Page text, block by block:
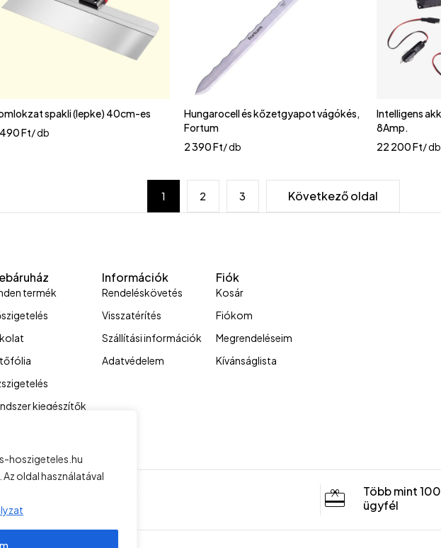
hoszigeteles.hu
oldal használatával
spakli (lepke) 40cm-es
Ft/ db
Hungarocell és kőzetgyapot vágókés,
Fortum
2 390Ft/ db
Intelligens
8Amp.
22 200Ft/ db
1 2 3 Következő oldal
termék
kiegészítők
Információk
Rendeléskövetés
Visszatérítés
Szállítási információk
Adatvédelem
Fiók
Kosár
Fiókom
Megrendeléseim
Kívánságlista
Több mint
ügyfél